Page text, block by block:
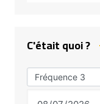
C'était quoi ?